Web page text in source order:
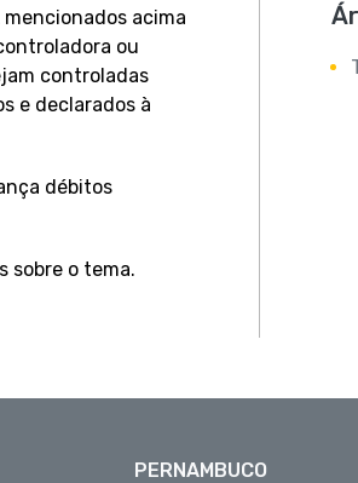
acima
ou
controladas
e declarados à
débitos
sobre o tema.
PERNAMBUCO